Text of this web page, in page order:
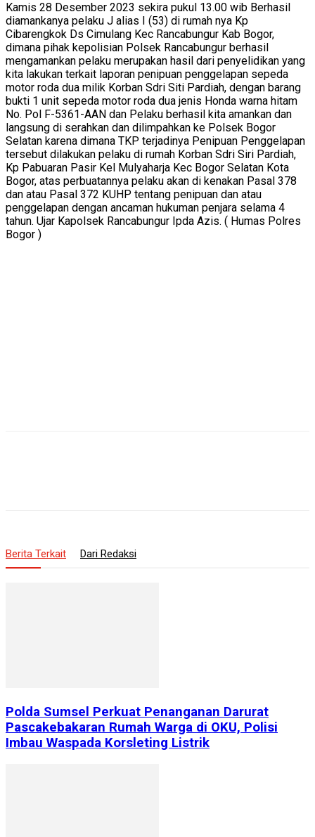
Kamis 28 Desember 2023 sekira pukul 13.00 wib Berhasil
diamankanya pelaku J alias I (53) di rumah nya Kp
Cibarengkok Ds Cimulang Kec Rancabungur Kab Bogor,
dimana pihak kepolisian Polsek Rancabungur berhasil
mengamankan pelaku merupakan hasil dari penyelidikan yang
kita lakukan terkait laporan penipuan penggelapan sepeda
motor roda dua milik Korban Sdri Siti Pardiah, dengan barang
bukti 1 unit sepeda motor roda dua jenis Honda warna hitam
No. Pol F-5361-AAN dan Pelaku berhasil kita amankan dan
langsung di serahkan dan dilimpahkan ke Polsek Bogor
Selatan karena dimana TKP terjadinya Penipuan Penggelapan
tersebut dilakukan pelaku di rumah Korban Sdri Siri Pardiah,
Kp Pabuaran Pasir Kel Mulyaharja Kec Bogor Selatan Kota
Bogor, atas perbuatannya pelaku akan di kenakan Pasal 378
dan atau Pasal 372 KUHP tentang penipuan dan atau
penggelapan dengan ancaman hukuman penjara selama 4
tahun. Ujar Kapolsek Rancabungur Ipda Azis. ( Humas Polres
Bogor )
Berita Terkait Dari Redaksi
Polda Sumsel Perkuat Penanganan Darurat
Pascakebakaran Rumah Warga di OKU, Polisi
Imbau Waspada Korsleting Listrik